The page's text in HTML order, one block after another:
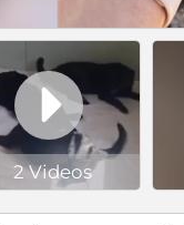

2 Videos